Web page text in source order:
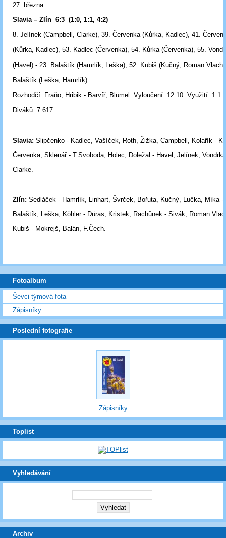
27. března
Slavia – Zlín 6:3 (1:0, 1:1, 4:2)
8. Jelínek (Campbell, Clarke), 39. Červenka (Kůrka, Kadlec), 41.
(Kůrka, Kadlec), 53. Kadlec (Červenka), 54. Kůrka (Červenka), 55.
(Havel) - 23. Balaštík (Hamrlík, Leška), 52. Kubiš (Kučný, Roman
Balaštík (Leška, Hamrlík).
Rozhodčí: Fraňo, Hribik - Barvíř, Blümel. Vyloučení: 12:10. Využití: 1:1.
Diváků: 7 617.
Slavia: Slipčenko - Kadlec, Vašíček, Roth, Žižka, Campbell, Kolařík -
Červenka, Sklenář - T.Svoboda, Holec, Doležal - Havel, Jelínek,
Clarke.
Zlín: Sedláček - Hamrlík, Linhart, Švrček, Bořuta, Kučný, Lučka, Míka -
Balaštík, Leška, Köhler - Důras, Kristek, Rachůnek - Sivák, Roman
Kubiš - Mokrejš, Balán, F.Čech.
Fotoalbum
Ševci-týmová fota
Zápisníky
Poslední fotografie
Zápisníky
Toplist
Vyhledávání
Archiv